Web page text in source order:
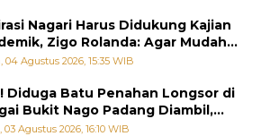
Nagari Harus Didukung Kajian
Zigo Rolanda: Agar Mudah
di Kementerian
04 Agustus 2026, 15:35 WIB
Diduga Batu Penahan Longsor di
Bukit Nago Padang Diambil,
Khawatir Bencana Terulang
03 Agustus 2026, 16:10 WIB